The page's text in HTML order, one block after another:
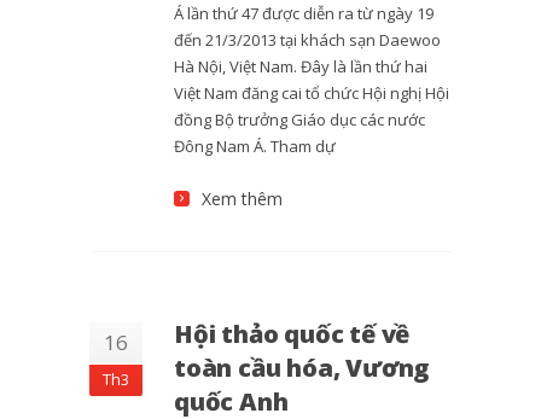
Á lần thứ 47 được diễn ra từ ngày 19
đến 21/3/2013 tại khách sạn Daewoo
Hà Nội, Việt Nam. Đây là lần thứ hai
Việt Nam đăng cai tổ chức Hội nghị Hội
đồng Bộ trưởng Giáo dục các nước
Đông Nam Á. Tham dự
Xem thêm
16
Th3
Hội thảo quốc tế về
toàn cầu hóa, Vương
quốc Anh